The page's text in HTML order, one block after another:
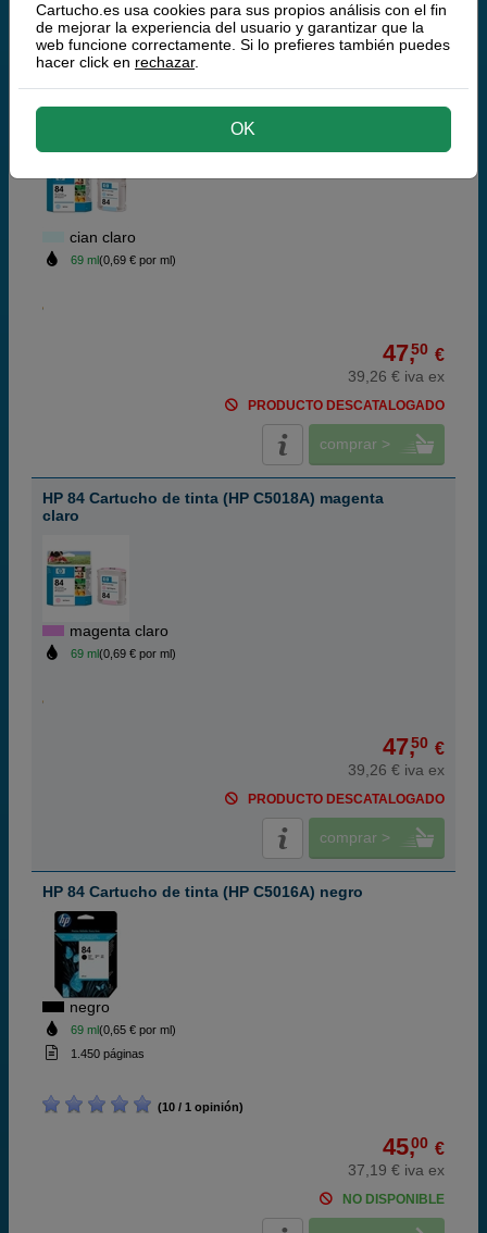
PRODUCTO DESCATALOGADO
HP 84 Cartucho de tinta (HP C5017A) cian claro
cian claro
69 ml(0,69 € por ml)
47,50 €
39,26 € iva ex
PRODUCTO DESCATALOGADO
comprar >
HP 84 Cartucho de tinta (HP C5018A) magenta
claro
magenta claro
69 ml(0,69 € por ml)
47,50 €
39,26 € iva ex
PRODUCTO DESCATALOGADO
comprar >
HP 84 Cartucho de tinta (HP C5016A) negro
negro
69 ml(0,65 € por ml)
1.450 páginas
(10 / 1 opinión)
45,00 €
37,19 € iva ex
NO DISPONIBLE
Cartucho.es usa cookies para sus propios análisis con el fin
de mejorar la experiencia del usuario y garantizar que la
web funcione correctamente. Si lo prefieres también puedes
hacer click en rechazar.
OK